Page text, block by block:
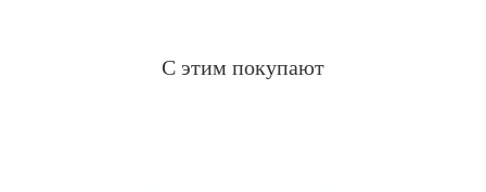
С этим покупают